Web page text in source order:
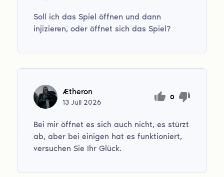
Soll ich das Spiel öffnen und dann
injizieren, oder öffnet sich das Spiel?
Ætheron
13Juli 2026
0
Bei mir öffnet es sich auch nicht, es stürzt
ab, aber bei einigen hat es funktioniert,
versuchen Sie Ihr Glück.